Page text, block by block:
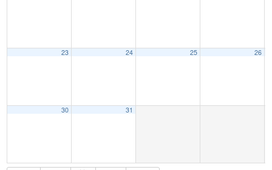
23 24 25 26
30 31